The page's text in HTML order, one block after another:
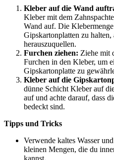
Kleber auf die Wand
Kleber mit dem
Wand auf. Die
Gipskartonplatten zu
herauszuquellen.
Furchen ziehen: Ziehe mit
Furchen in den Kleber, um
Gipskartonplatte zu
Kleber auf die
dünne Schicht Kleber auf
auf und achte darauf, dass
bedeckt sind.
Tipps und Tricks
Verwende kaltes Wasser
kleinen Mengen, die du
kannst.